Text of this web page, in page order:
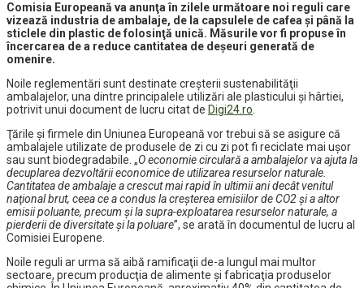
Comisia Europeană va anunţa în zilele următoare noi reguli care
vizează industria de ambalaje, de la capsulele de cafea şi până la
sticlele din plastic de folosinţă unică. Măsurile vor fi propuse în
încercarea de a reduce cantitatea de deşeuri generată de
omenire.
Noile reglementări sunt destinate creşterii sustenabilităţii
ambalajelor, una dintre principalele utilizări ale plasticului şi hârtiei,
potrivit unui document de lucru citat de Digi24.ro
Ţările şi firmele din Uniunea Europeană vor trebui să se asigure că
ambalajele utilizate de produsele de zi cu zi pot fi reciclate mai uşor
sau sunt biodegradabile. „O economie circulară a ambalajelor va ajuta la
decuplarea dezvoltării economice de utilizarea resurselor naturale.
Cantitatea de ambalaje a crescut mai rapid în ultimii ani decât venitul
naţional brut, ceea ce a condus la creşterea emisiilor de CO2 şi a altor
emisii poluante, precum şi la supra-exploatarea resurselor naturale, a
pierderii de diversitate şi la poluare”, se arată în documentul de lucru al
Comisiei Europene.
Noile reguli ar urma să aibă ramificaţii de-a lungul mai multor
sectoare, precum producţia de alimente şi fabricaţia produselor